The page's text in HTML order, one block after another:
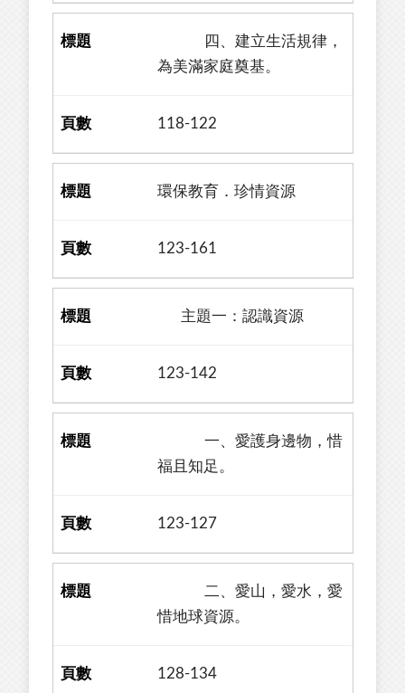
四、建立生活規律，
為美滿家庭奠基。
118-122
環保教育．珍情資源
123-161
主題一：認識資源
123-142
一、愛護身邊物，惜
福且知足。
123-127
二、愛山，愛水，愛
惜地球資源。
128-134